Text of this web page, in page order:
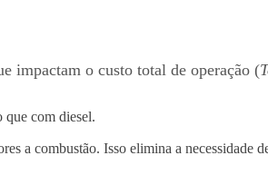
impactam o custo total de operação (
que com diesel.
a combustão. Isso elimina a necessidade